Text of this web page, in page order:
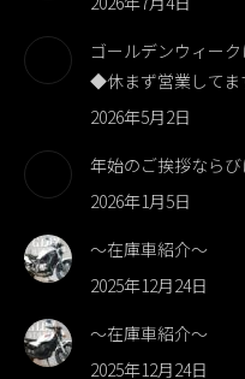
ゴールデンウィー
◆休まず営業して
2026年5月2日
年始のご挨拶なら
2026年1月5日
～在庫車紹介～
2025年12月24日
～在庫車紹介～
2025年12月24日